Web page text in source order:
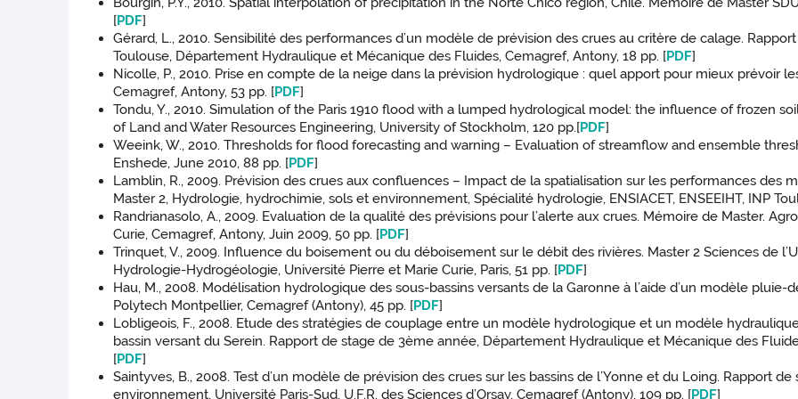
[PDF]
Gérard, L., 2010. Sensibilité des performances d’un modèle de prévision des crues au critère de calage.
Toulouse, Département Hydraulique et Mécanique des Fluides, Cemagref, Antony, 18 pp. [PDF]
Nicolle, P., 2010. Prise en compte de la neige dans la prévision hydrologique : quel apport pour mieux prévoir
Cemagref, Antony, 53 pp. [PDF]
Tondu, Y., 2010. Simulation of the Paris 1910 flood with a lumped hydrological model: the influence of frozen
of Land and Water Resources Engineering, University of Stockholm, 120 pp.[PDF]
Weeink, W., 2010. Thresholds for flood forecasting and warning – Evaluation of streamflow and ensemble
Enshede, June 2010, 88 pp. [PDF]
Lamblin, R., 2009. Prévision des crues aux confluences – Impact de la spatialisation sur les performances des
Master 2, Hydrologie, hydrochimie, sols et environnement, Spécialité hydrologie, ENSIACET, ENSEEIHT, INP
Randrianasolo, A., 2009. Evaluation de la qualité des prévisions pour l’alerte aux crues. Mémoire de Master.
Curie, Cemagref, Antony, Juin 2009, 50 pp. [PDF]
Trinquet, V., 2009. Influence du boisement ou du déboisement sur le débit des rivières. Master 2 Sciences de
Hydrologie-Hydrogéologie, Université Pierre et Marie Curie, Paris, 51 pp. [PDF]
Hau, M., 2008. Modélisation hydrologique des sous-bassins versants de la Garonne à l’aide d’un modèle
Polytech Montpellier, Cemagref (Antony), 45 pp. [PDF]
Lobligeois, F., 2008. Etude des stratégies de couplage entre un modèle hydrologique et un modèle
bassin versant du Serein. Rapport de stage de 3ème année, Département Hydraulique et Mécanique des
[PDF]
Saintyves, B., 2008. Test d’un modèle de prévision des crues sur les bassins de l’Yonne et du Loing. Rapport
environnement, Université Paris-Sud, U.F.R. des Sciences d’Orsay, Cemagref (Antony), 109 pp. [PDF]